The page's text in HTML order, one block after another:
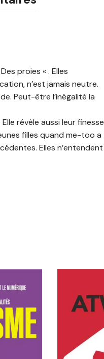
proies « . Elles
n’est jamais neutre.
Peut-être l’inégalité la
révèle aussi leur finesse
filles quand me-too a
Elles n’entendent